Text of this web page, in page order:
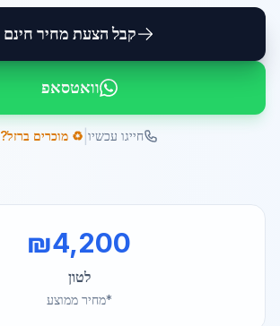
קבל הצעת מחיר חינם
וואטסאפ
חייגו עכשיו ♻️ מוכרים ברזל?
₪4,200
לטון
*מחיר ממוצע